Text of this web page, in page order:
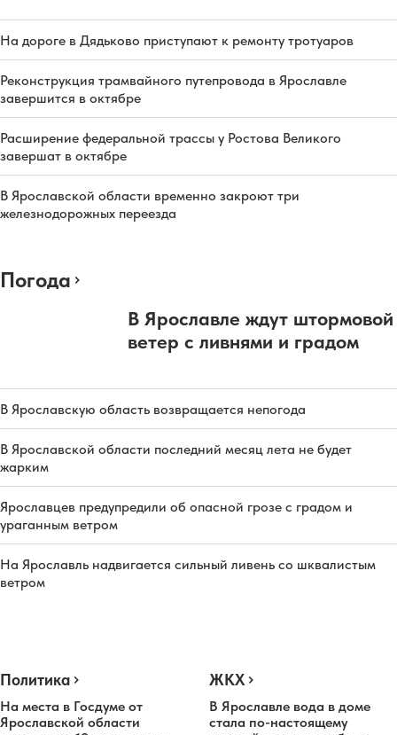
На дороге в Дядьково приступают к ремонту тротуаров
Реконструкция трамвайного путепровода в Ярославле
завершится в октябре
Расширение федеральной трассы у Ростова Великого
завершат в октябре
В Ярославской области временно закроют три
железнодорожных переезда
Погода
В Ярославле ждут штормовой
ветер с ливнями и градом
В Ярославскую область возвращается непогода
В Ярославской области последний месяц лета не будет
жарким
Ярославцев предупредили об опасной грозе с градом и
ураганным ветром
На Ярославль надвигается сильный ливень со шквалистым
ветром
Политика
На места в Госдуме от
Ярославской области
ЖКХ
В Ярославле вода в доме
стала по-настоящему